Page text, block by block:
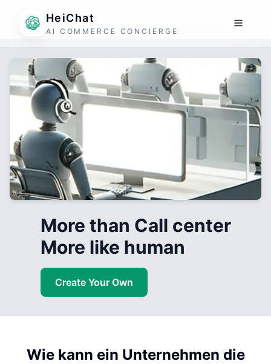
HeiChat
AI COMMERCE CONCIERGE
More than Call center
More like human
Create Your Own
Wie kann ein Unternehmen die